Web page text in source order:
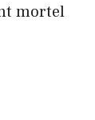
mortel